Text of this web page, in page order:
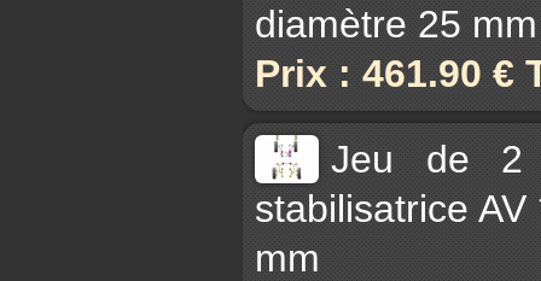
diamètre 25
Prix : 461.90 €
Jeu de 2
stabilisatrice
mm